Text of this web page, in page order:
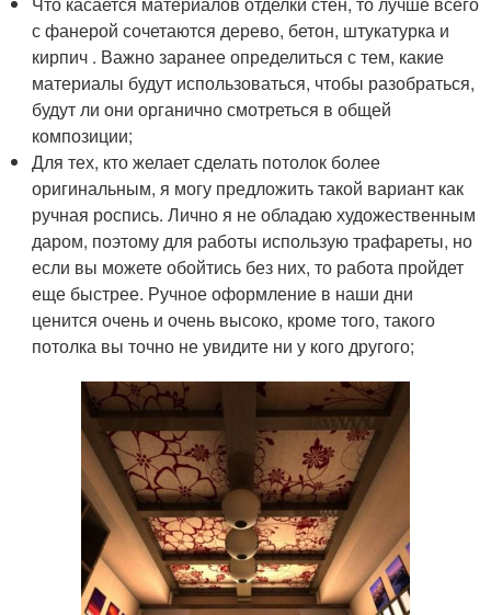
с фанерой сочетаются дерево, бетон, штукатурка и
кирпич . Важно заранее определиться с тем, какие
материалы будут использоваться, чтобы разобраться,
будут ли они органично смотреться в общей
композиции;
Для тех, кто желает сделать потолок более
оригинальным, я могу предложить такой вариант как
ручная роспись. Лично я не обладаю художественным
даром, поэтому для работы использую трафареты, но
если вы можете обойтись без них, то работа пройдет
еще быстрее. Ручное оформление в наши дни
ценится очень и очень высоко, кроме того, такого
потолка вы точно не увидите ни у кого другого;